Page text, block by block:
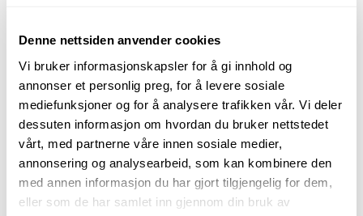
Denne nettsiden anvender cookies
Vi bruker informasjonskapsler for å gi innhold og
annonser et personlig preg, for å levere sosiale
mediefunksjoner og for å analysere trafikken vår. Vi deler
dessuten informasjon om hvordan du bruker nettstedet
vårt, med partnerne våre innen sosiale medier,
annonsering og analysearbeid, som kan kombinere den
med annen informasjon du har gjort tilgjengelig for dem,
eller som de har samlet inn gjennom din bruk av
Kafé og butikk